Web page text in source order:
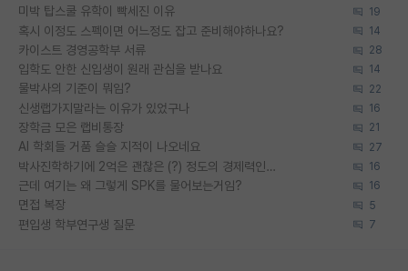
미박 탑스쿨 유학이 빡세진 이유 19
혹시 이정도 스펙이면 어느정도 잡고 준비해야하나요? 14
카이스트 경영공학부 서류 28
입학도 안한 신입생이 원래 관심을 받나요 14
물박사의 기준이 뭐임? 22
신생랩가지말라는 이유가 있었구나 16
장학금 모은 랩비통장 21
AI 학회들 거품 슬슬 지적이 나오네요 27
박사진학하기에 2억은 괜찮은 (?) 정도의 경제력인가요 16
근데 여기는 왜 그렇게 SPK를 물어보는거임? 16
면접 복장 5
편입생 학부연구생 질문 7